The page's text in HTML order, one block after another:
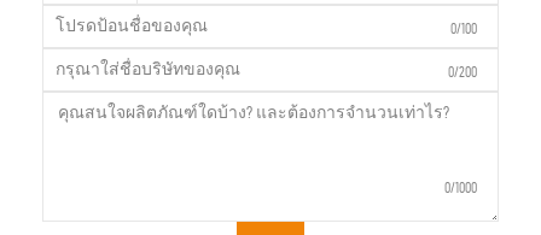
0/100
0/200
0/1000